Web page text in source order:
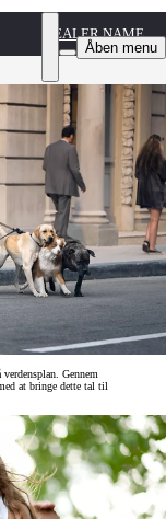
DEALER NAME
Åben menu
Gennem
at bringe dette tal til